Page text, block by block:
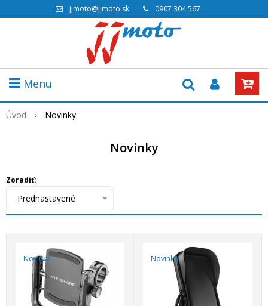
jjmoto@jjmoto.sk 0907 304 567
Menu
Úvod Novinky
Novinky
Zoradiť:
Prednastavené
Novinka Novinka